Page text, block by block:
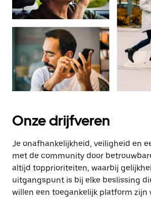
Onze drijfveren
Je onafhankelijkheid, veiligheid en
met de community door
altijd topprioriteiten, waarbij
uitgangspunt is bij elke beslissing
willen een toegankelijk platform zijn